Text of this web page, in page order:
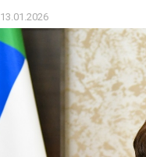
13.01.2026